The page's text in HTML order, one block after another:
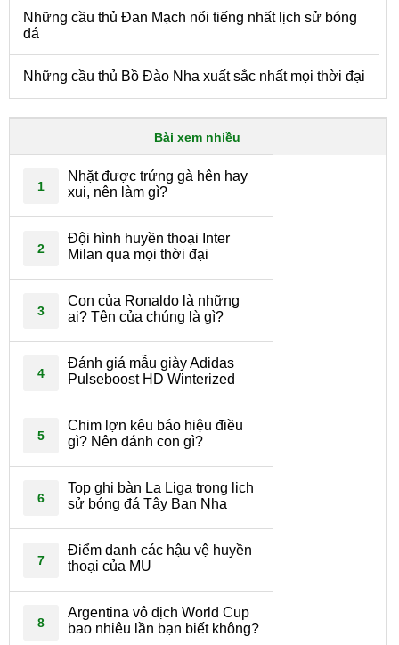
Những cầu thủ Đan Mạch nổi tiếng nhất lịch sử bóng
đá
Những cầu thủ Bồ Đào Nha xuất sắc nhất mọi thời đại
Bài xem nhiều
1
Nhặt được trứng gà hên hay
xui, nên làm gì?
2
Đội hình huyền thoại Inter
Milan qua mọi thời đại
3
Con của Ronaldo là những
ai? Tên của chúng là gì?
4
Đánh giá mẫu giày Adidas
Pulseboost HD Winterized
5
Chim lợn kêu báo hiệu điều
gì? Nên đánh con gì?
6
Top ghi bàn La Liga trong lịch
sử bóng đá Tây Ban Nha
7
Điểm danh các hậu vệ huyền
thoại của MU
8
Argentina vô địch World Cup
bao nhiêu lần bạn biết không?